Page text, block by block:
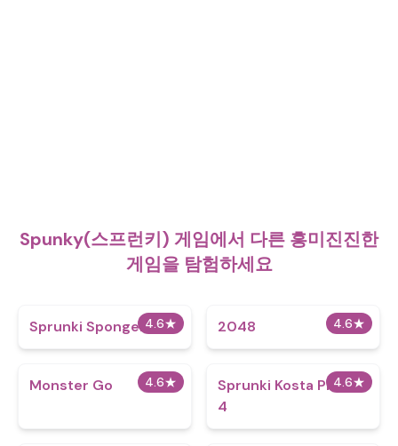
Spunky(스프런키) 게임에서 다른 흥미진진한
게임을 탐험하세요
4.6★
Sprunki Spongebob 4.6★
2048
4.6★
Monster Go 4.6★
Sprunki Kosta Phase
4